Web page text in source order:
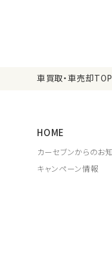
車買取・車売却TOP
HOME
カーセブンからのお
キャンペーン情報